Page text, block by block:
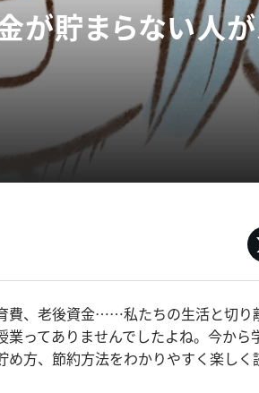
が貯まらない人
費、老後資金……私たちの生活と切り
業ってありませんでしたよね。今から
方、節約方法をわかりやすく楽しく